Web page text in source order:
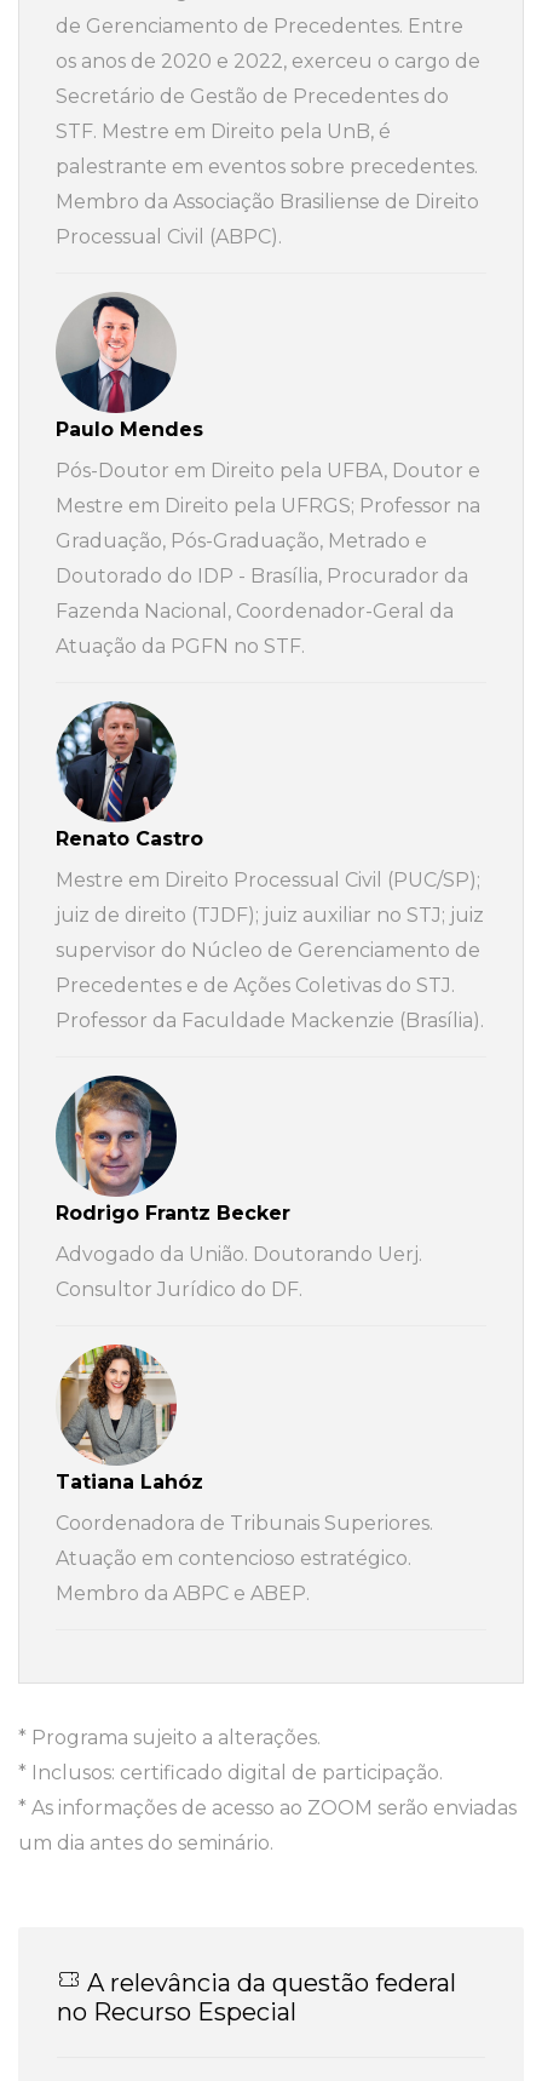
de Gerenciamento de Precedentes. Entre
os anos de 2020 e 2022, exerceu o cargo de
Secretário de Gestão de Precedentes do
STF. Mestre em Direito pela UnB, é
palestrante em eventos sobre precedentes.
Membro da Associação Brasiliense de Direito
Processual Civil (ABPC).
Paulo Mendes
Pós-Doutor em Direito pela UFBA, Doutor e
Mestre em Direito pela UFRGS; Professor na
Graduação, Pós-Graduação, Metrado e
Doutorado do IDP - Brasília, Procurador da
Fazenda Nacional, Coordenador-Geral da
Atuação da PGFN no STF.
Renato Castro
Mestre em Direito Processual Civil (PUC/SP);
juiz de direito (TJDF); juiz auxiliar no STJ; juiz
supervisor do Núcleo de Gerenciamento de
Precedentes e de Ações Coletivas do STJ.
Professor da Faculdade Mackenzie (Brasília).
Rodrigo Frantz Becker
Advogado da União. Doutorando Uerj.
Consultor Jurídico do DF.
Tatiana Lahóz
Coordenadora de Tribunais Superiores.
Atuação em contencioso estratégico.
Membro da ABPC e ABEP.
* Programa sujeito a alterações.
* Inclusos: certificado digital de participação.
* As informações de acesso ao ZOOM serão enviadas
um dia antes do seminário.
A relevância da questão federal
no Recurso Especial